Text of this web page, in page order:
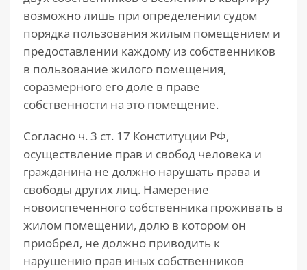
возможно лишь при определении судом
порядка пользования жилым помещением и
предоставлении каждому из собственников
в пользование жилого помещения,
соразмерного его доле в праве
собственности на это помещение.
Согласно ч. 3 ст. 17 Конституции РФ,
осуществление прав и свобод человека и
гражданина не должно нарушать права и
свободы других лиц. Намерение
новоиспеченного собственника проживать в
жилом помещении, долю в котором он
приобрел, не должно приводить к
нарушению прав иных собственников